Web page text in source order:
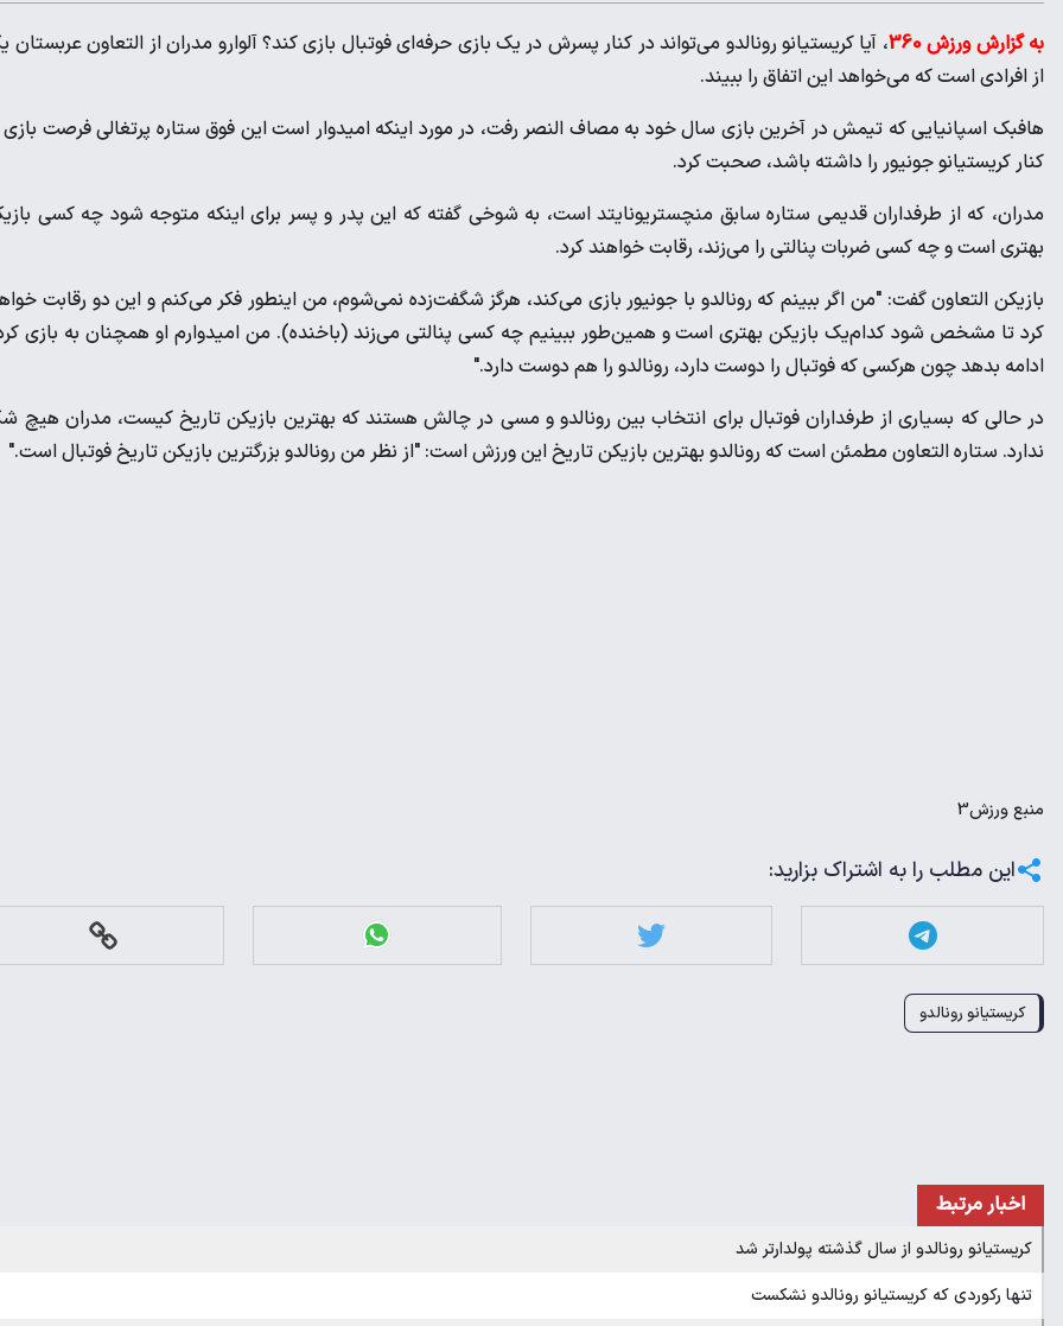
به گزارش ورزش 360
، آیا کریستیانو رونالدو می‌تواند در کنار پسرش در یک بازی حرفه‌‌ای فوتبال بازی کند؟ آلوارو مدران از التعاون عربستان
از افرادی است که می‌خواهد این اتفاق را ببیند.
هافبک اسپانیایی که تیمش در آخرین بازی سال خود به مصاف النصر رفت، در مورد اینکه امیدوار است این فوق ستاره پرتغالی فرصت بازی
کنار کریستیانو جونیور را داشته باشد، صحبت کرد.
مدران، که از طرفداران قدیمی ستاره سابق منچستریونایتد است، به شوخی گفته که این پدر و پسر برای اینکه متوجه شود چه کسی
بهتری است و چه کسی ضربات پنالتی را می‌زند، رقابت خواهند کرد.
بازیکن التعاون گفت: "من اگر ببینم که رونالدو با جونیور بازی می‌‌کند، هرگز شگفت‌زده نمی‌شوم، من اینطور فکر می‌کنم و این دو رقابت
کرد تا مشخص شود کدام‌یک بازیکن بهتری است و همین‌طور ببینیم چه کسی پنالتی می‌زند (باخنده). من امیدوارم او همچنان به بازی
ادامه بدهد چون هرکسی که فوتبال را دوست دارد، رونالدو را هم دوست دارد."
در حالی که بسیاری از طرفداران فوتبال برای انتخاب بین رونالدو و مسی در چالش هستند که بهترین بازیکن تاریخ کیست، مدران هیچ
ندارد. ستاره التعاون مطمئن است که رونالدو بهترین بازیکن تاریخ این ورزش است: "از نظر من رونالدو بزرگترین بازیکن تاریخ فوتبال است."
منبعورزش3
این مطلب را به اشتراک بزارید:
کریستیانو رونالدو
اخبار مرتبط
کریستیانو رونالدو از سال گذشته پولدارتر شد
تنها رکوردی که کریستیانو رونالدو نشکست